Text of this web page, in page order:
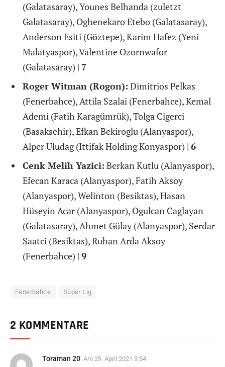
(Galatasaray), Younes Belhanda (zuletzt
Galatasaray), Oghenekaro Etebo (Galatasaray),
Anderson Esiti (Göztepe), Karim Hafez (Yeni
Malatyaspor), Valentine Ozornwafor
(Galatasaray) | 7
Roger Witman (Rogon): Dimitrios Pelkas
(Fenerbahce), Attila Szalai (Fenerbahce), Kemal
Ademi (Fatih Karagümrük), Tolga Cigerci
(Basaksehir), Efkan Bekiroglu (Alanyaspor),
Alper Uludag (Ittifak Holding Konyaspor) | 6
Cenk Melih Yazici: Berkan Kutlu (Alanyaspor),
Efecan Karaca (Alanyaspor), Fatih Aksoy
(Alanyaspor), Welinton (Besiktas), Hasan
Hüseyin Acar (Alanyaspor), Ogulcan Caglayan
(Galatasaray), Ahmet Gülay (Alanyaspor), Serdar
Saatci (Besiktas), Ruhan Arda Aksoy
(Fenerbahce) | 9
Fenerbahce Süper Lig
2 KOMMENTARE
Toraman 20 Am 29. April 2021 9:54